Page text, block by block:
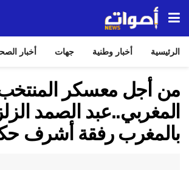
الرئيسية أخبار وطنية جهات أخبار
من أجل معسكر
المغربي..عبد الصمد
بالمغرب رفقة أشرف